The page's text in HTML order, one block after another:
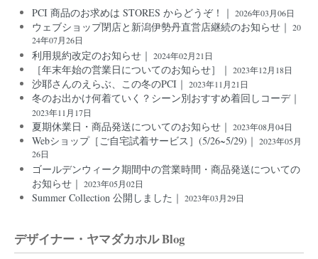
PCI 商品のお求めは STORES からどうぞ！｜ 2026年03月06日
ウェブショップ閉店と新潟伊勢丹直営店継続のお知らせ｜ 20
24年07月26日
利用規約改定のお知らせ｜ 2024年02月21日
［年末年始の営業日についてのお知らせ］｜ 2023年12月18日
沙耶さんのえらぶ、この冬のPCI｜ 2023年11月21日
冬のお出かけ何着ていく？シーン別おすすめ着回しコーデ｜
2023年11月17日
夏期休業日・商品発送についてのお知らせ｜ 2023年08月04日
Webショップ［ご自宅試着サービス］(5/26~5/29)｜ 2023年05月
26日
ゴールデンウィーク期間中の営業時間・商品発送についての
お知らせ｜ 2023年05月02日
Summer Collection 公開しました｜ 2023年03月29日
デザイナー・ヤマダカホル Blog